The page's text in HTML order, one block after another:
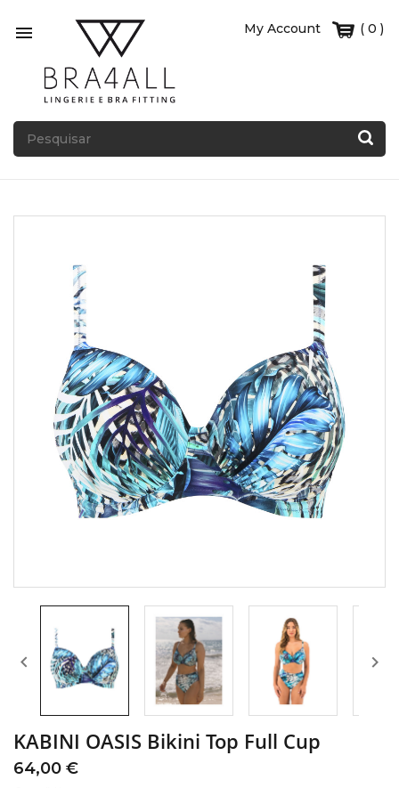
 ( 0 )
My Account
 
KABINI OASIS Bikini Top Full Cup
64,00 €